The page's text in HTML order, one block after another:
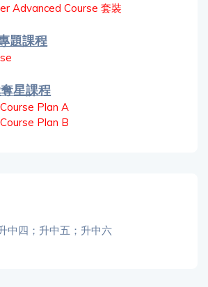
Advanced Course 套裝
題課程
星課程
Plan A
Plan B
中四；升中五；升中六